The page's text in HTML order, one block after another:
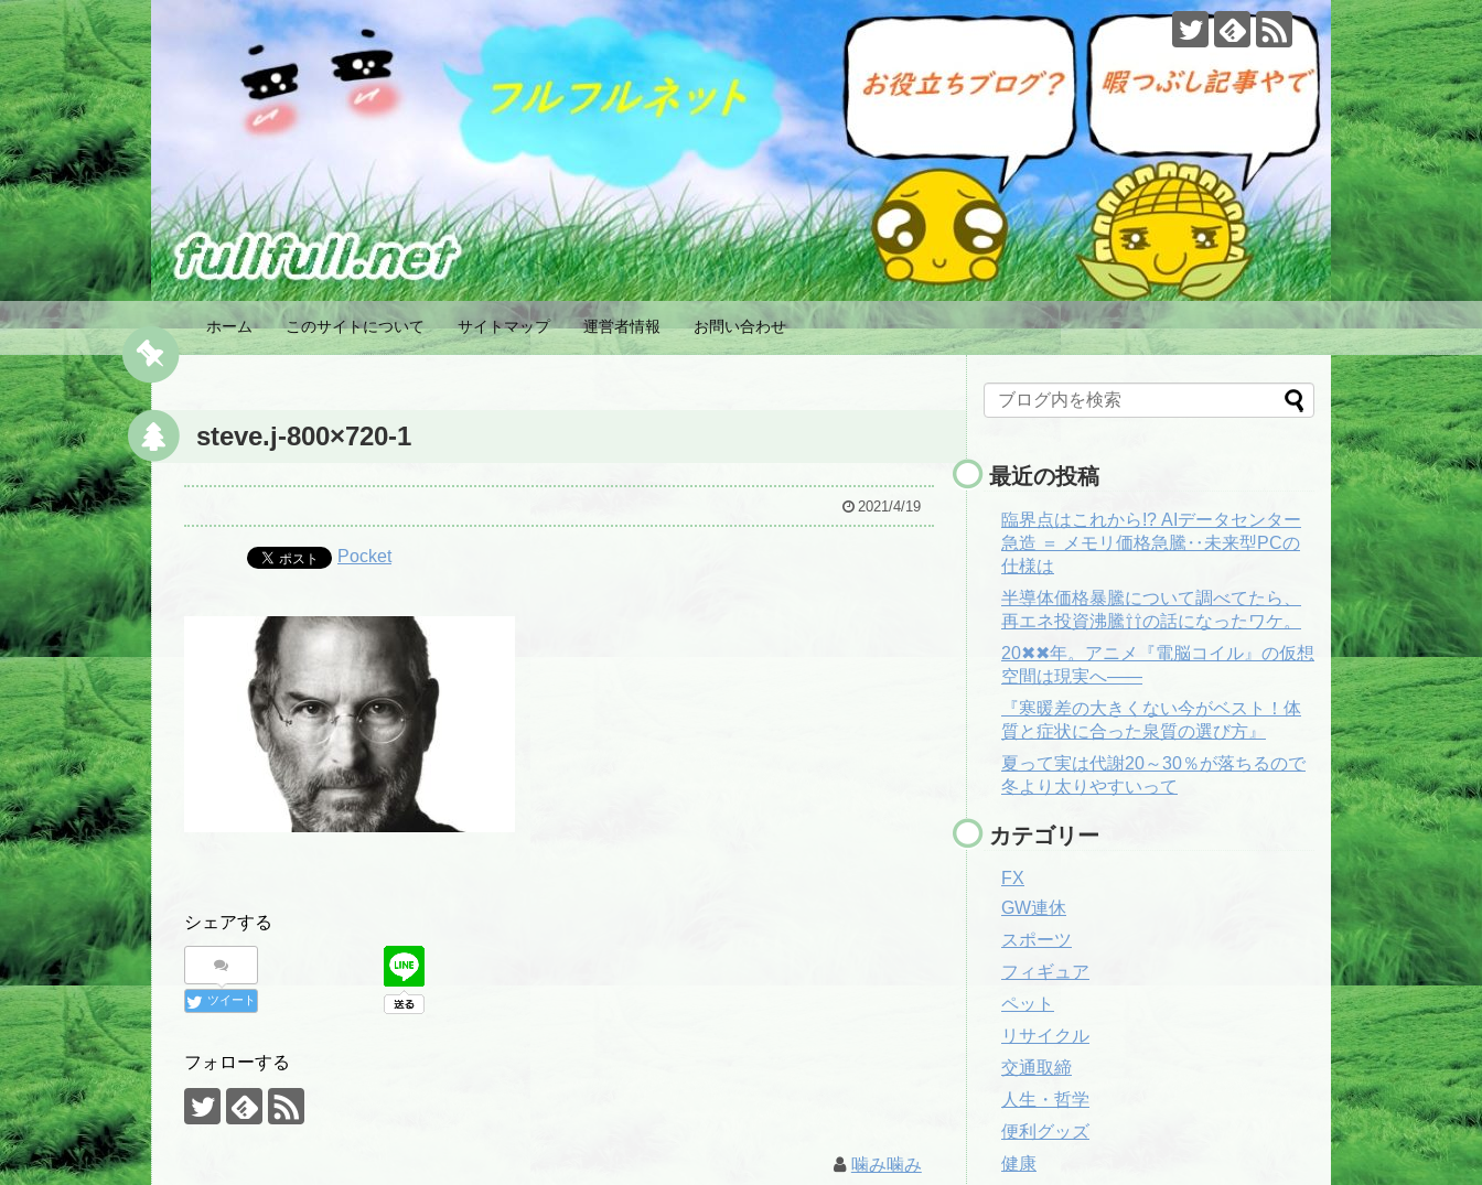
ホーム このサイトについて サイトマップ 運営者情報 お問い合わせ
steve.j-800×720-1
2021/4/19
Pocket
シェアする
ツイート
フォローする
噛み噛み
最近の投稿
臨界点はこれから!? AIデータセンター
急造 ＝ メモリ価格急騰‥未来型PCの
仕様は
半導体価格暴騰について調べてたら、
再エネ投資沸騰⇧⇧の話になったワケ。
20✖✖年。アニメ『電脳コイル』の仮想
空間は現実へ――
『寒暖差の大きくない今がベスト！体
質と症状に合った泉質の選び方』
夏って実は代謝20～30％が落ちるので
冬より太りやすいって
カテゴリー
FX
GW連休
スポーツ
フィギュア
ペット
リサイクル
交通取締
人生・哲学
便利グッズ
健康